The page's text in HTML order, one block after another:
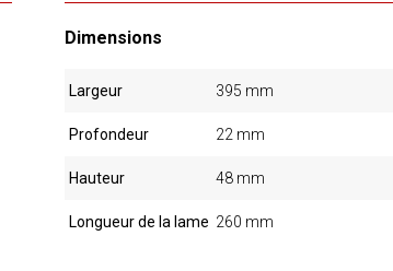
Dimensions
Largeur 395 mm
Profondeur 22 mm
Hauteur 48 mm
Longueur de la lame 260 mm